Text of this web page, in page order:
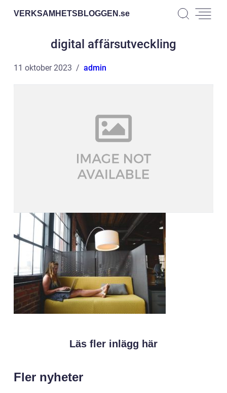
VERKSAMHETSBLOGGEN.se
digital affärsutveckling
11 oktober 2023 admin
Läs fler inlägg här
Fler nyheter